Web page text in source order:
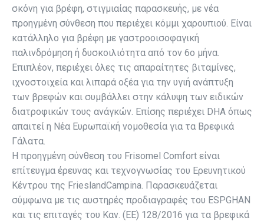
σκόνη για βρέφη, στιγμιαίας παρασκευής, με νέα
προηγμένη σύνθεση που περιέχει κόμμι χαρουπιού. Είναι
κατάλληλο για βρέφη με γαστροοισοφαγική
παλινδρόμηση ή δυσκοιλιότητα από τον 6ο μήνα.
Επιπλέον, περιέχει όλες τις απαραίτητες βιταμίνες,
ιχνοστοιχεία και λιπαρά οξέα για την υγιή ανάπτυξη
των βρεφών και συμβάλλει στην κάλυψη των ειδικών
διατροφικών τους ανάγκών. Επίσης περιέχει DHA όπως
απαιτεί η Νέα Ευρωπαϊκή νομοθεσία για τα Βρεφικά
Γάλατα.
Η προηγμένη σύνθεση του Frisomel Comfort είναι
επίτευγμα έρευνας και τεχνογνωσίας του Ερευνητικού
Κέντρου της FrieslandCampina. Παρασκευάζεται
σύμφωνα με τις αυστηρές προδιαγραφές του ESPGHAN
και τις επιταγές του Καν. (ΕΕ) 128/2016 για τα βρεφικά